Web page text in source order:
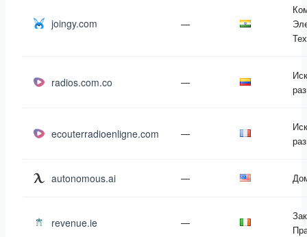
joingy.com —
radios.com.co —
ecouterradioenligne.com —
autonomous.ai —
revenue.ie —